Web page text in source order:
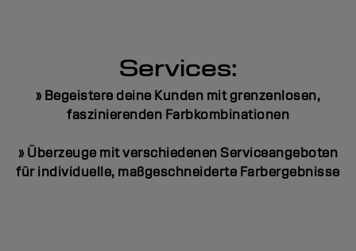
Services:
» Begeistere deine Kunden mit grenzenlosen,
faszinierenden Farbkombinationen
» Überzeuge mit verschiedenen Serviceangeboten
für individuelle, maßgeschneiderte Farbergebnisse